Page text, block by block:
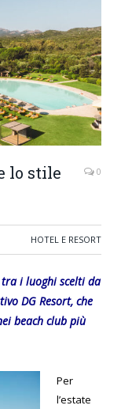
lo stile
0
HOTEL E RESORT
tra i luoghi scelti da
DG Resort, che
beach club più
Per
l’estate